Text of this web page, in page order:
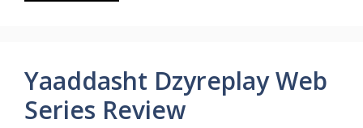
Yaaddasht Dzyreplay Web
Series Review